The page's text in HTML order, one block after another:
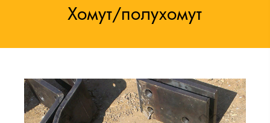
Хомут/полухомут